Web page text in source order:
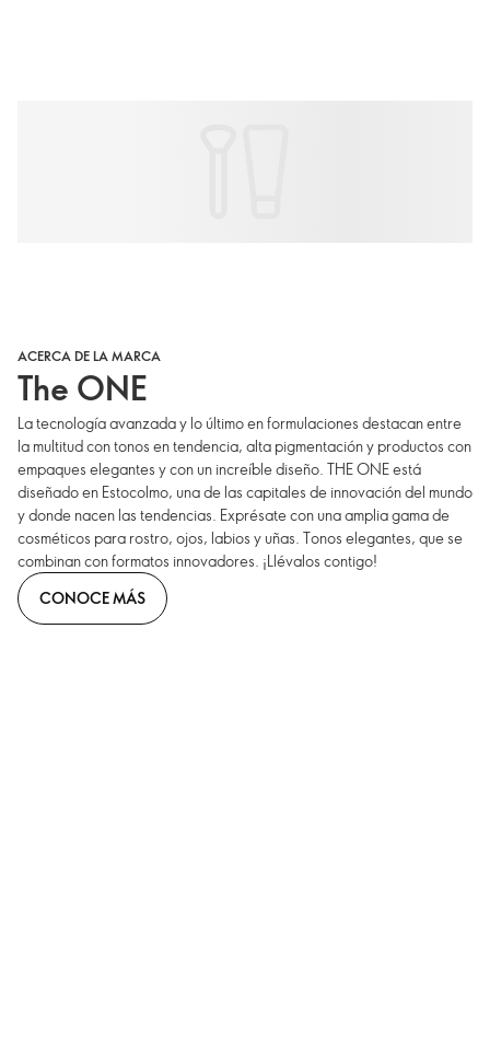
ACERCA DE LA MARCA
The ONE
La tecnología avanzada y lo último en formulaciones destacan entre
la multitud con tonos en tendencia, alta pigmentación y productos con
empaques elegantes y con un increíble diseño. THE ONE está
diseñado en Estocolmo, una de las capitales de innovación del mundo
y donde nacen las tendencias. Exprésate con una amplia gama de
cosméticos para rostro, ojos, labios y uñas. Tonos elegantes, que se
combinan con formatos innovadores. ¡Llévalos contigo!
CONOCE MÁS